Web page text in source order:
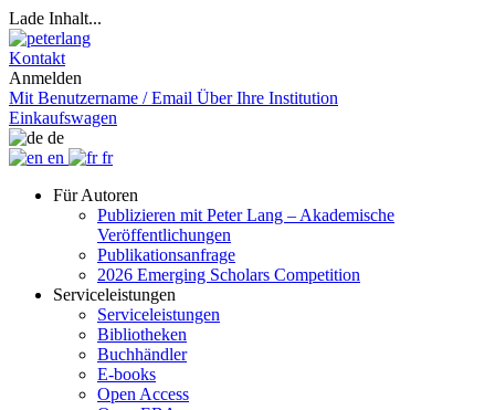
Lade Inhalt...
Kontakt
Anmelden
Mit Benutzername / Email Über Ihre Institution
Einkaufswagen
de
en
fr
Für Autoren
Publizieren mit Peter Lang – Akademische
Veröffentlichungen
Publikationsanfrage
2026 Emerging Scholars Competition
Serviceleistungen
Serviceleistungen
Bibliotheken
Buchhändler
E-books
Open Access